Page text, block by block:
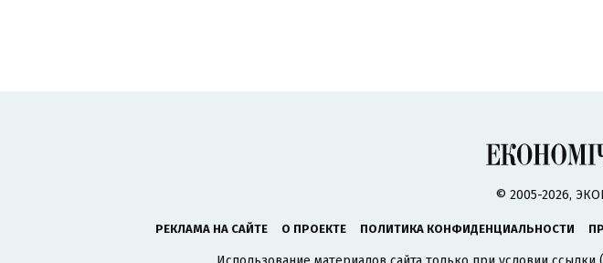
© 2005-2026,
РЕКЛАМА НА САЙТЕ О ПРОЕКТЕ ПОЛИТИКА КОНФИДЕНЦИАЛЬНОСТИ